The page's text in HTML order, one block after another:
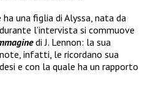
una figlia di Alyssa, nata da
l’intervista si commuove
di J. Lennon: la sua
infatti, le ricordano sua
e con la quale ha un rapporto